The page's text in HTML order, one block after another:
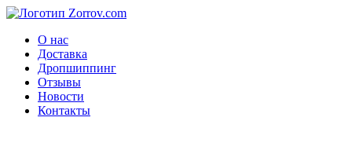
О нас
Доставка
Дропшиппинг
Отзывы
Новости
Контакты